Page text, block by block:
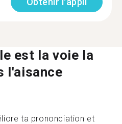
est la voie la
l'aisance
ta prononciation et